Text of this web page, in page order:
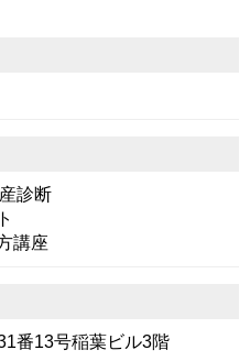
診断
講座
番13号稲葉ビル3階